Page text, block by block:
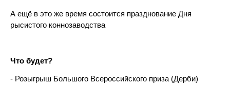
А ещё в это же время состоится празднование Дня
рысистого коннозаводства
Что будет?
- Розыгрыш Большого Всероссийского приза (Дерби)